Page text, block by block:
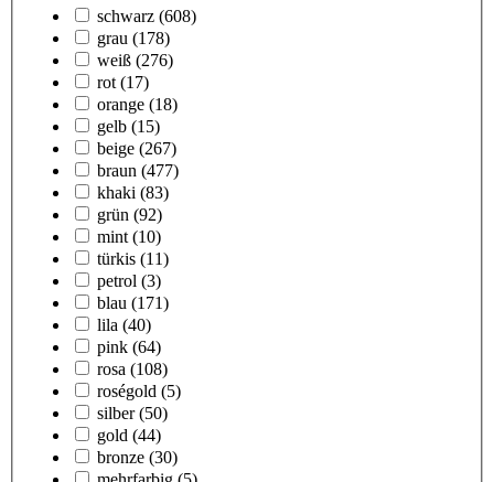
schwarz (608)
grau (178)
weiß (276)
rot (17)
orange (18)
gelb (15)
beige (267)
braun (477)
khaki (83)
grün (92)
mint (10)
türkis (11)
petrol (3)
blau (171)
lila (40)
pink (64)
rosa (108)
roségold (5)
silber (50)
gold (44)
bronze (30)